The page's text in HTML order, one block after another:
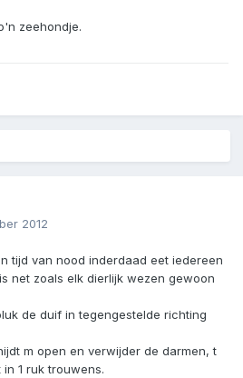
zeehondje.
2012
tijd van nood inderdaad eet iedereen
net zoals elk dierlijk wezen gewoon
de duif in tegengestelde richting
m open en verwijder de darmen, t
1 ruk trouwens.